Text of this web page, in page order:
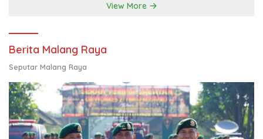
View More
Berita Malang Raya
Seputar Malang Raya